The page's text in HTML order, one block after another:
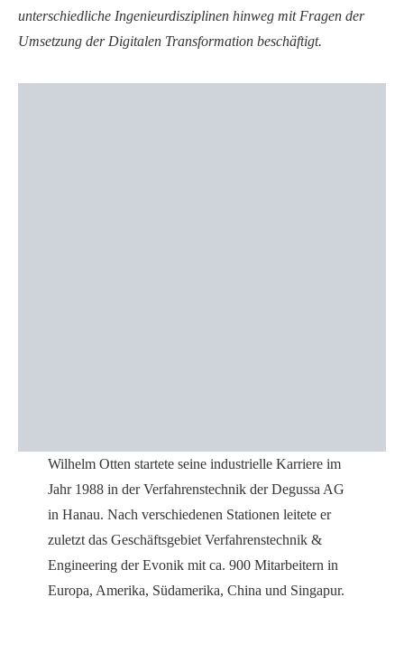
unterschiedliche Ingenieurdisziplinen hinweg mit Fragen der
Umsetzung der Digitalen Transformation beschäftigt.
Wilhelm Otten startete seine industrielle Karriere im
Jahr 1988 in der Verfahrenstechnik der Degussa AG
in Hanau. Nach verschiedenen Stationen leitete er
zuletzt das Geschäftsgebiet Verfahrenstechnik &
Engineering der Evonik mit ca. 900 Mitarbeitern in
Europa, Amerika, Südamerika, China und Singapur.